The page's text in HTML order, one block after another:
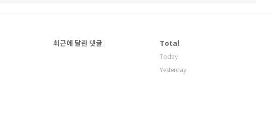
최근에 달린 댓글 Total
Today
Yesterday